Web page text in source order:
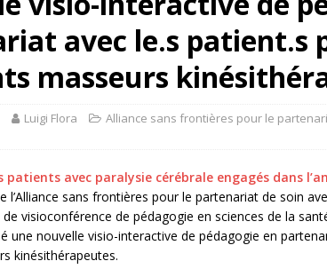
avec le.s patient.s
masseurs
Luigi Flora
Alliance sans frontières pour le
patients avec paralysie cérébrale engagés dans
l’Alliance sans frontières pour le partenariat de soin
visioconférence de pédagogie en sciences de la
une nouvelle visio-interactive de pédagogie en
kinésithérapeutes.